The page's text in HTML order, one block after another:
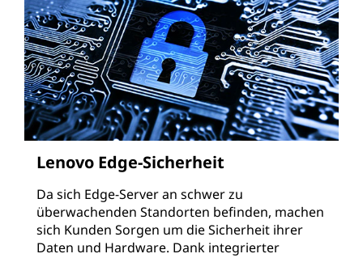
Lenovo Edge-Sicherheit
Da sich Edge-Server an schwer zu
überwachenden Standorten befinden, machen
sich Kunden Sorgen um die Sicherheit ihrer
Daten und Hardware. Dank integrierter